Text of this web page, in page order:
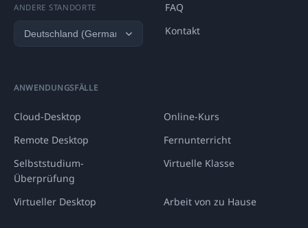
ANDERE STANDORTE
FAQ
Kontakt
ANWENDUNGSFÄLLE
Cloud-Desktop
Online-Kurs
Remote Desktop
Fernunterricht
Selbststudium-
Überprüfung
Virtuelle Klasse
Virtueller Desktop Arbeit von zu Hause